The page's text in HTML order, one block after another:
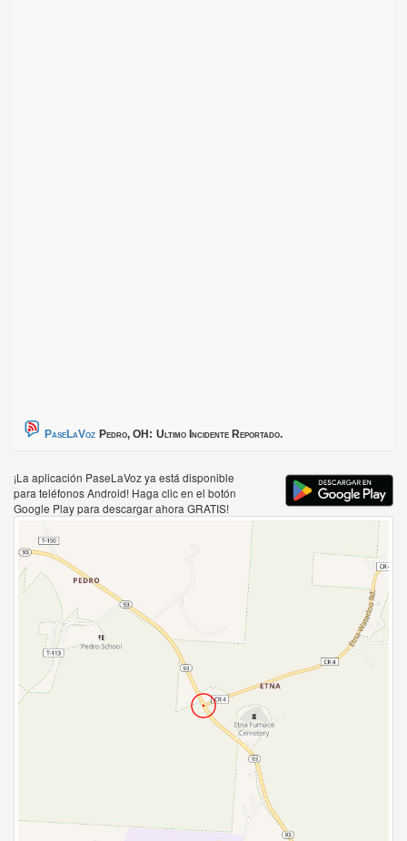
PaseLaVoz Pedro, OH: Ultimo Incidente Reportado.
¡La aplicación PaseLaVoz ya está disponible
para teléfonos Android! Haga clic en el botón
Google Play para descargar ahora GRATIS!